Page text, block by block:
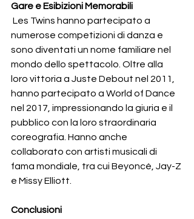
Gare e Esibizioni Memorabili
numerose competizioni di danza e
sono diventati un nome familiare nel
mondo dello spettacolo. Oltre alla
loro vittoria a Juste Debout nel 2011,
hanno partecipato a World of Dance
nel 2017, impressionando la giuria e il
pubblico con la loro straordinaria
coreografia. Hanno anche
collaborato con artisti musicali di
fama mondiale, tra cui Beyoncé, Jay-Z
e Missy Elliott.
Conclusioni